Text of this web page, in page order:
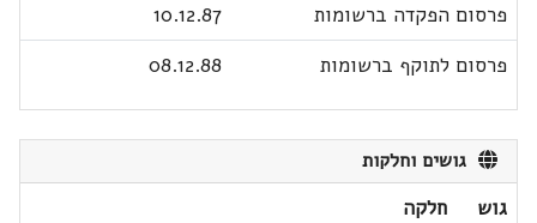
פרסום הפקדה ברשומות
10.12.87
פרסום לתוקף ברשומות
08.12.88
גושים וחלקות
גוש
חלקה